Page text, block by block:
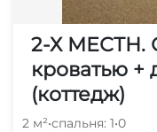
2-Х МЕСТН.
кроватью +
(коттедж)
2 м²•спальня: 1•0